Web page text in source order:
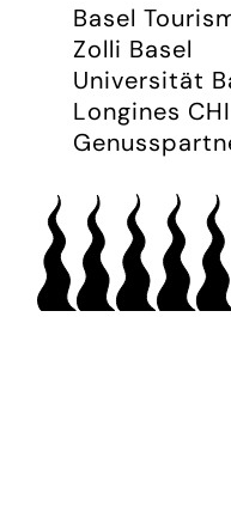
Basel
Zolli Basel
Universität
Longines